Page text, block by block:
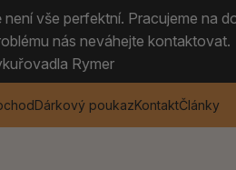
vše perfektní. Pracujeme na
nás neváhejte kontaktovat.
Rymer
Dárkový poukazKontaktČlánky